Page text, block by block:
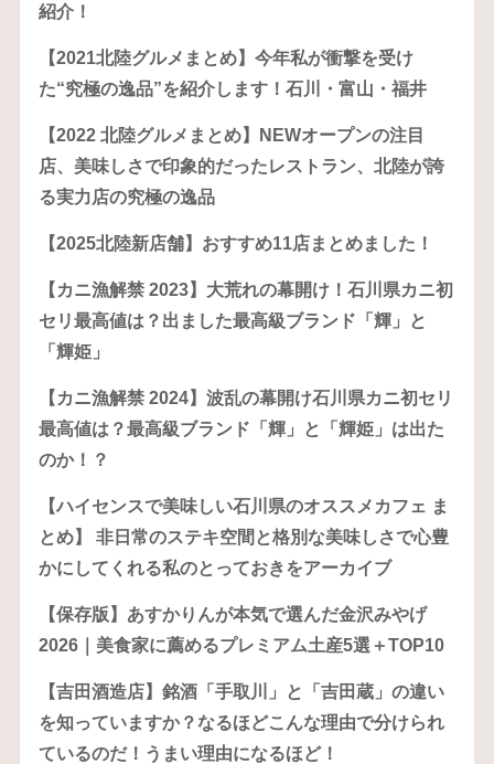
紹介！
【2021北陸グルメまとめ】今年私が衝撃を受け
た“究極の逸品”を紹介します！石川・富山・福井
【2022 北陸グルメまとめ】NEWオープンの注目
店、美味しさで印象的だったレストラン、北陸が誇
る実力店の究極の逸品
【2025北陸新店舗】おすすめ11店まとめました！
【カニ漁解禁 2023】大荒れの幕開け！石川県カニ初
セリ最高値は？出ました最高級ブランド「輝」と
「輝姫」
【カニ漁解禁 2024】波乱の幕開け石川県カニ初セリ
最高値は？最高級ブランド「輝」と「輝姫」は出た
のか！？
【ハイセンスで美味しい石川県のオススメカフェ ま
とめ】 非日常のステキ空間と格別な美味しさで心豊
かにしてくれる私のとっておきをアーカイブ
【保存版】あすかりんが本気で選んだ金沢みやげ
2026｜美食家に薦めるプレミアム土産5選＋TOP10
【吉田酒造店】銘酒「手取川」と「吉田蔵」の違い
を知っていますか？なるほどこんな理由で分けられ
ているのだ！うまい理由になるほど！